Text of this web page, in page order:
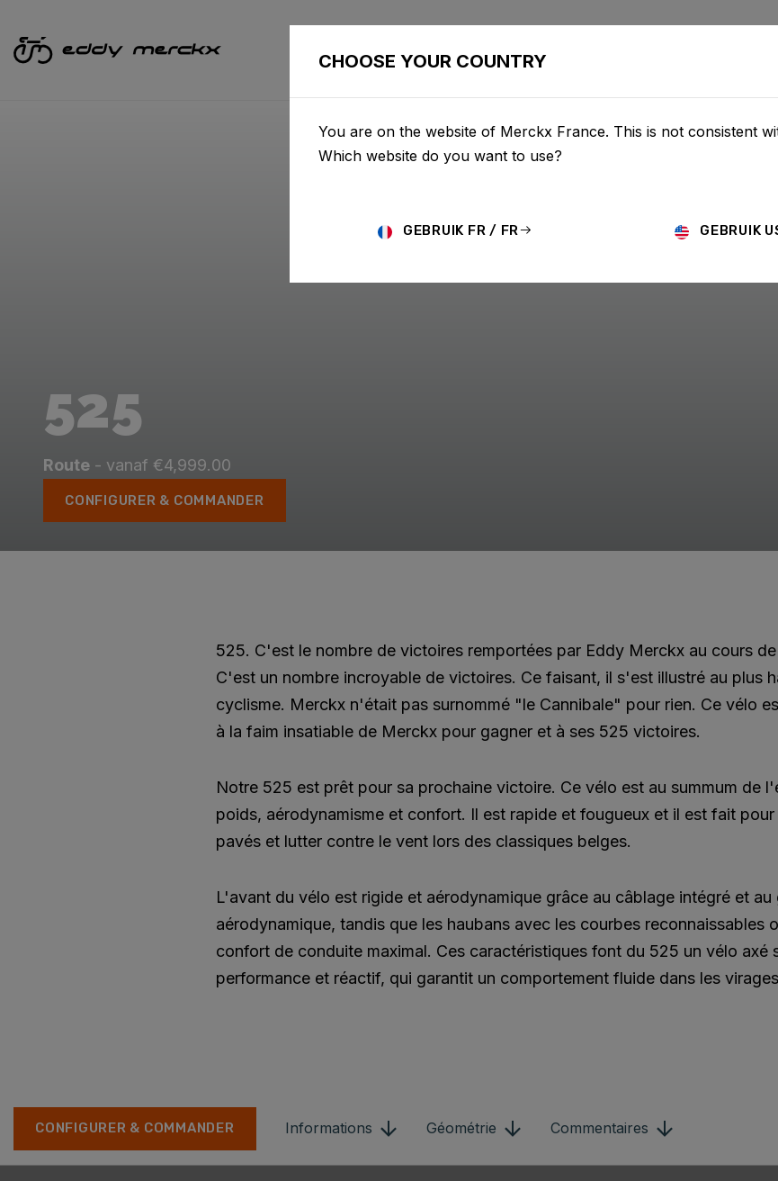
525
Route - vanaf €4,999.00
CONFIGURER & COMMANDER
525. C'est le nombre de victoires remportées par Eddy Merckx au cours de
C'est un nombre incroyable de victoires. Ce faisant, il s'est illustré au plus
cyclisme. Merckx n'était pas surnommé "le Cannibale" pour rien. Ce vélo
à la faim insatiable de Merckx pour gagner et à ses 525 victoires.
Notre 525 est prêt pour sa prochaine victoire. Ce vélo est au summum de
poids, aérodynamisme et confort. Il est rapide et fougueux et il est fait
pavés et lutter contre le vent lors des classiques belges.
L'avant du vélo est rigide et aérodynamique grâce au câblage intégré et au
aérodynamique, tandis que les haubans avec les courbes reconnaissables
confort de conduite maximal. Ces caractéristiques font du 525 un vélo axé
performance et réactif, qui garantit un comportement fluide dans les
CONFIGURER & COMMANDER Informations Géométrie Commentaires
CHOOSE YOUR COUNTRY
You are on the website of Merckx France. This is not consistent
Which website do you want to use?
GEBRUIK FR / FR GEBRUIK